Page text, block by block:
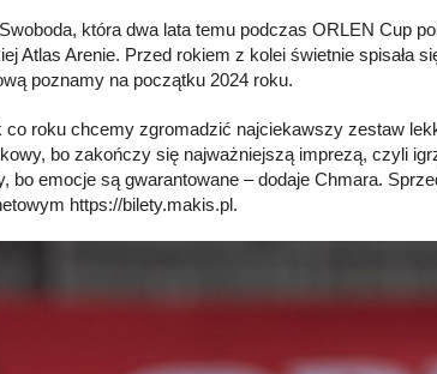
która dwa lata temu podczas ORLEN Cup
Atlas Arenie. Przed rokiem z kolei świetnie spisała
poznamy na początku 2024 roku.
co roku chcemy zgromadzić najciekawszy zestaw
bo zakończy się najważniejszą imprezą, czyli
bo emocje są gwarantowane – dodaje Chmara.
https://bilety.makis.pl.